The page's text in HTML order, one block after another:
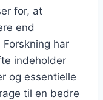
for, at
end
har
indeholder
og essentielle
til en bedre